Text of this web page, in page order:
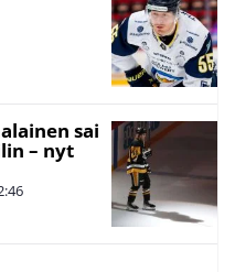
sai
– nyt